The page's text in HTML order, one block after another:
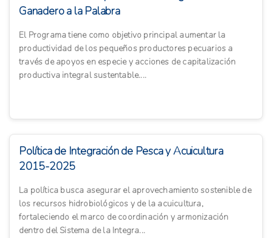
Ganadero a la Palabra
El Programa tiene como objetivo principal aumentar la
productividad de los pequeños productores pecuarios a
través de apoyos en especie y acciones de capitalización
productiva integral sustentable....
Política de Integración de Pesca y Acuicultura
2015-2025
La política busca asegurar el aprovechamiento sostenible de
los recursos hidrobiológicos y de la acuicultura,
fortaleciendo el marco de coordinación y armonización
dentro del Sistema de la Integra...